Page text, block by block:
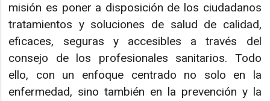
misión es poner a disposición de los ciudadanos
tratamientos y soluciones de salud de calidad,
eficaces, seguras y accesibles a través del
consejo de los profesionales sanitarios. Todo
ello, con un enfoque centrado no solo en la
enfermedad, sino también en la prevención y la